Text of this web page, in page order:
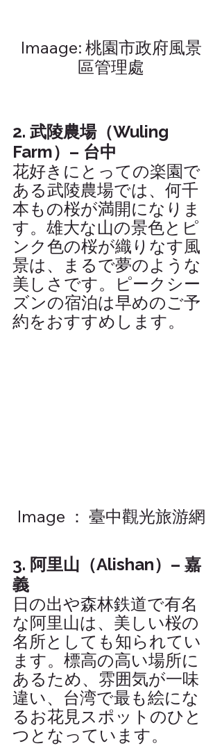
Imaage: 桃園市政府風景
區管理處
2. 武陵農場（Wuling
Farm）– 台中
花好きにとっての楽園で
ある武陵農場では、何千
本もの桜が満開になりま
す。雄大な山の景色とピ
ンク色の桜が織りなす風
景は、まるで夢のような
美しさです。ピークシー
ズンの宿泊は早めのご予
約をおすすめします。
Image ： 臺中觀光旅游網
3. 阿里山（Alishan）– 嘉
義
日の出や森林鉄道で有名
な阿里山は、美しい桜の
名所としても知られてい
ます。標高の高い場所に
あるため、雰囲気が一味
違い、台湾で最も絵にな
るお花見スポットのひと
つとなっています。